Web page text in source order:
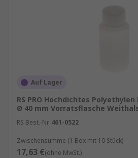
Auf Lager
RS PRO Hochdichtes
Ø 40 mm Vorratsflasche
RS Best.-Nr. 461-0522
Zwischensumme (1 Box mit 10 Stück)
17,63 €(ohne MwSt.)